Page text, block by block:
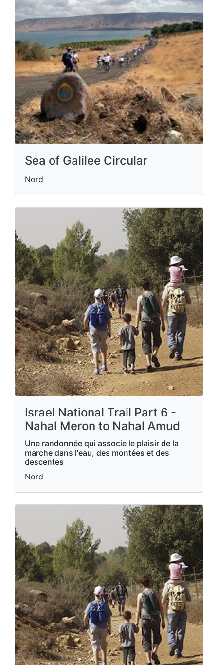
Sea of Galilee Circular
Nord
Israel National Trail Part 6 -
Nahal Meron to Nahal Amud
Une randonnée qui associe le plaisir de la
marche dans l'eau, des montées et des
descentes
Nord